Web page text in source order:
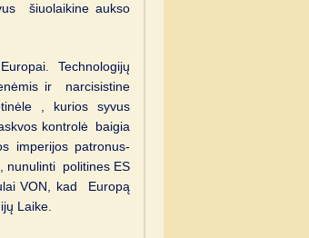
šiuolaikine aukso
Technologijų
ir narcisistine
, kurios syvus
kontrolė baigia
imperijos patronus-
nunulinti politines ES
VON, kad Europą
Laike.